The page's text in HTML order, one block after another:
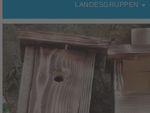
LANDESGRUPPEN